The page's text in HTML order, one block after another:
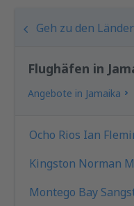
Geh zu den
Flughäfen in
Angebote in Jamaika
Ocho Rios Ian
Kingston Norman
Montego Bay